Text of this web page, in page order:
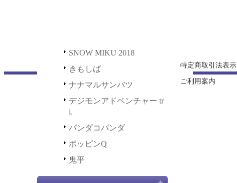
ポッピンQ
鬼平
SNOW MIKU 2018
きもしば
ナナマルサンバツ
デジモンアドベンチャー tr
i.
パンダコパンダ
ポッピンQ
鬼平
特定商取引法表示
ご利用案内